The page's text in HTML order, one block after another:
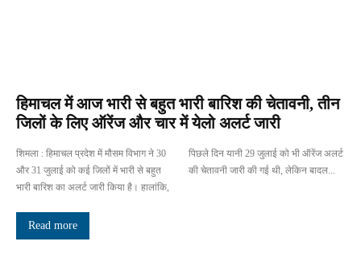
हिमाचल में आज भारी से बहुत भारी बारिश की चेतावनी, तीन
जिलों के लिए ऑरेंज और चार में येलो अलर्ट जारी
शिमला : हिमाचल प्रदेश में मौसम विभाग ने 30
और 31 जुलाई को कई जिलों में भारी से बहुत
भारी बारिश का अलर्ट जारी किया है। हालांकि,
पिछले दिन यानी 29 जुलाई को भी ऑरेंज अलर्ट
की चेतावनी जारी की गई थी, लेकिन बादल...
Read more